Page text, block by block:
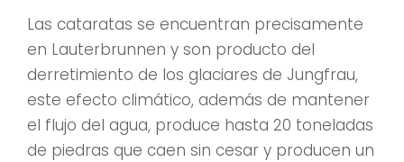
Las cataratas se encuentran precisamente
en Lauterbrunnen y son producto del
derretimiento de los glaciares de Jungfrau,
este efecto climático, además de mantener
el flujo del agua, produce hasta 20 toneladas
de piedras que caen sin cesar y producen un